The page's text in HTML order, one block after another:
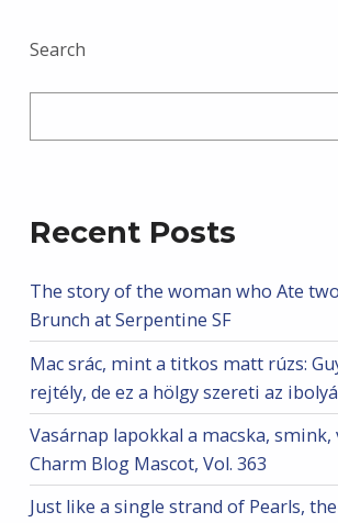
Search
Recent Posts
The story of the woman who Ate
Brunch at Serpentine SF
Mac srác, mint a titkos matt rúzs:
rejtély, de ez a hölgy szereti az
Vasárnap lapokkal a macska,
Charm Blog Mascot, Vol. 363
Just like a single strand of Pearls,